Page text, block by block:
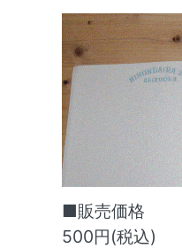
■販売価格
500円(税込)